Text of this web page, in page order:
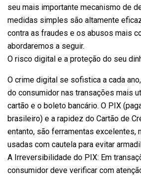
seu mais importante mecanismo de
medidas simples são altamente
contra as fraudes e os abusos mais
abordaremos a seguir.
O risco digital e a proteção do seu
O crime digital se sofistica a cada
do consumidor nas transações mais
cartão e o boleto bancário. O PIX
brasileiro) e a rapidez do Cartão de
entanto, são ferramentas excelentes,
usadas com cautela para evitar
A Irreversibilidade do PIX: Em
consumidor deve verificar com